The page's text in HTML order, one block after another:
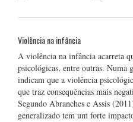
Violência na infância
A violência na infância acarreta
psicológicas, entre outras. Numa
indicam que a violência
que traz consequências mais
Segundo Abranches e Assis
generalizado tem um forte